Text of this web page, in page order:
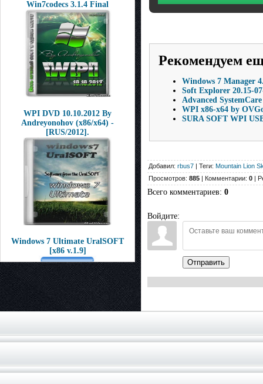
Win7codecs 3.1.4 Final
WPI DVD 10.10.2012 By
Andreyonohov (x86/x64) -
[RUS/2012].
Windows 7 Ultimate UralSOFT
[x86 v.1.9]
Рекомендуем
Windows 7 Manager
Soft Explorer 20.15-
Advanced
WPI x86-x64 by
SURA SOFT WPI
Добавил: rbus7 | Теги: Mountain Lion
Просмотров: 885 | Комментарии: 0 |
Всего комментариев: 0
Войдите:
Отправить